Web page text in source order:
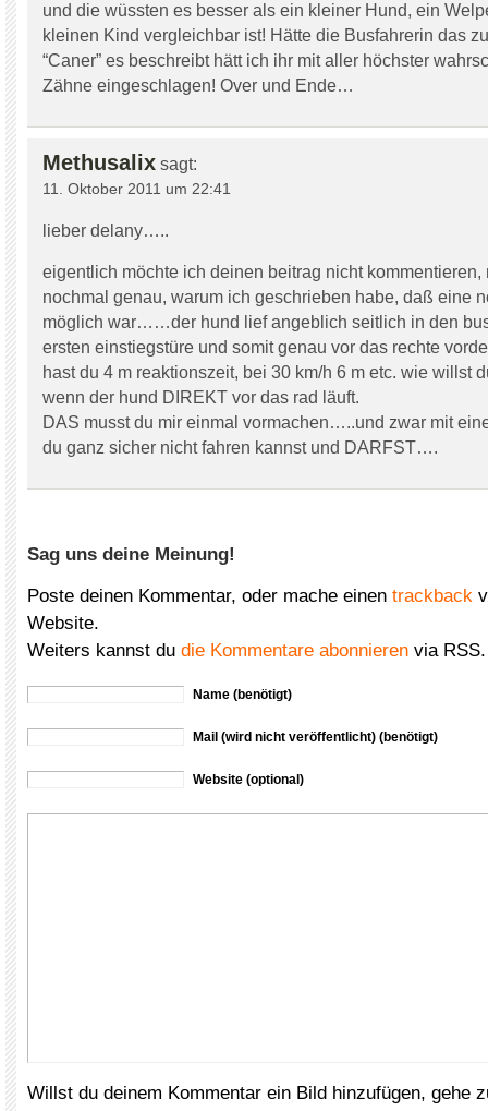
und die wüssten es besser als ein kleiner Hund, ein
kleinen Kind vergleichbar ist! Hätte die Busfahrerin das
“Caner” es beschreibt hätt ich ihr mit aller höchster
Zähne eingeschlagen! Over und Ende…
Methusalix sagt:
11. Oktober 2011 um 22:41
lieber delany…..
eigentlich möchte ich deinen beitrag nicht kommentieren,
nochmal genau, warum ich geschrieben habe, daß eine
möglich war……der hund lief angeblich seitlich in den
ersten einstiegstüre und somit genau vor das rechte
hast du 4 m reaktionszeit, bei 30 km/h 6 m etc. wie willst
wenn der hund DIREKT vor das rad läuft.
DAS musst du mir einmal vormachen…..und zwar mit
du ganz sicher nicht fahren kannst und DARFST….
Sag uns deine Meinung!
Poste deinen Kommentar, oder mache einen trackback
Website.
Weiters kannst du die Kommentare abonnieren via RSS.
Name (benötigt)
Mail (wird nicht veröffentlicht) (benötigt)
Website (optional)
Willst du deinem Kommentar ein Bild hinzufügen, gehe